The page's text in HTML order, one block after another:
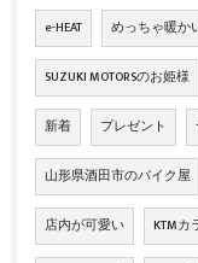
e-HEAT めっちゃ暖か
SUZUKI MOTORSのお姫様
新着 プレゼント
山形県酒田市のバイク屋
店内が可愛い KTMカ